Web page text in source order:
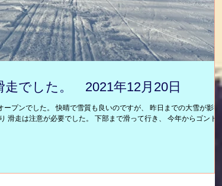
走でした。 2021年12月20日
プンでした。 快晴で雪質も良いのですが、 昨日までの大雪が影
滑走は注意が必要でした。 下部まで滑って行き、 今年からゴンド